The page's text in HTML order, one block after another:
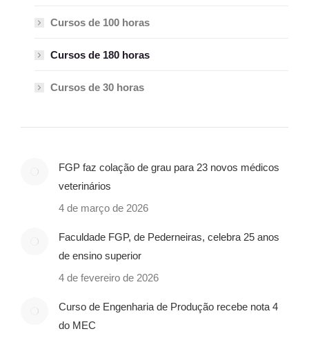
Cursos de 100 horas
Cursos de 180 horas
Cursos de 30 horas
FGP faz colação de grau para 23 novos médicos
veterinários
4 de março de 2026
Faculdade FGP, de Pederneiras, celebra 25 anos
de ensino superior
4 de fevereiro de 2026
Curso de Engenharia de Produção recebe nota 4
do MEC